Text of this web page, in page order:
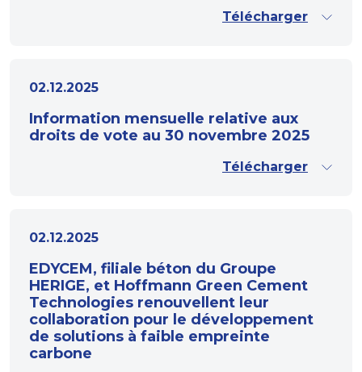
Télécharger
02.12.2025
Information mensuelle relative aux
droits de vote au 30 novembre 2025
Télécharger
02.12.2025
EDYCEM, filiale béton du Groupe
HERIGE, et Hoffmann Green Cement
Technologies renouvellent leur
collaboration pour le développement
de solutions à faible empreinte
carbone